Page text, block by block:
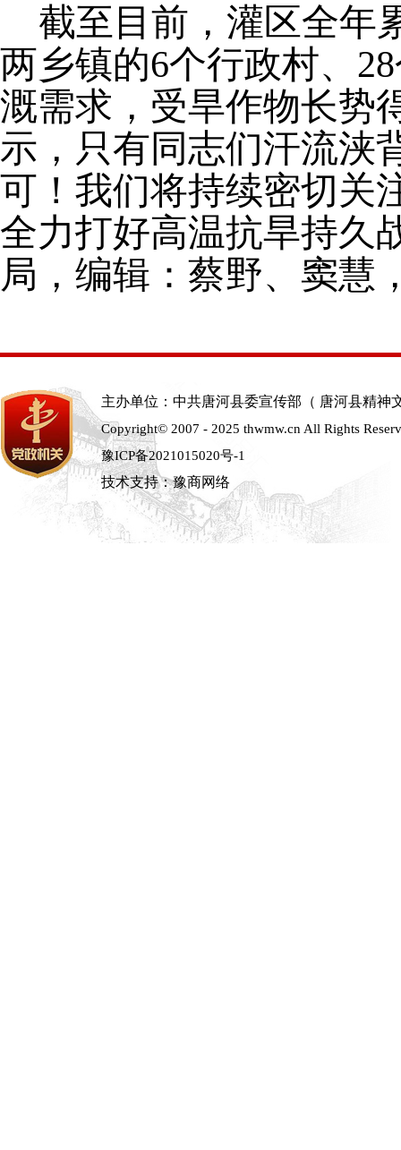
截至目前，灌区全年
两乡镇的6个行政村、
溉需求，受旱作物长势
示，只有同志们汗流浃
可！我们将持续密切关
全力打好高温抗旱持久
局，编辑：蔡野、窦慧
主办单位：中共唐河县委宣传部（ 唐河县精神
Copyright© 2007 - 2025 thwmw.cn All Rights
豫ICP备2021015020号-1
技术支持：豫商网络